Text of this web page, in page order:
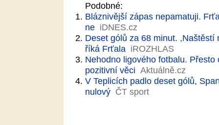
Podobné:
Bláznivější zápas nepamatuji.
ne iDNES.cz
Deset gólů za 68 minut.
říká Frťala iROZHLAS
Nehodno ligového fotbalu.
pozitivní věci Aktuálně.cz
V Teplicích padlo deset gólů,
nulový ČT sport